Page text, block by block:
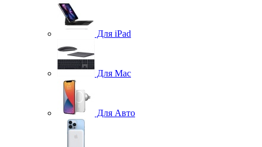
Для iPad
Для Mac
Для Авто